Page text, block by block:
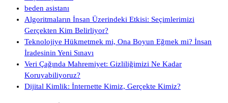
beden asistanı
Algoritmaların İnsan Üzerindeki Etkisi: Seçimlerimizi
Gerçekten Kim Belirliyor?
Teknolojiye Hükmetmek mi, Ona Boyun Eğmek mi? İnsan
İradesinin Yeni Sınavı
Veri Çağında Mahremiyet: Gizliliğimizi Ne Kadar
Koruyabiliyoruz?
Dijital Kimlik: İnternette Kimiz, Gerçekte Kimiz?